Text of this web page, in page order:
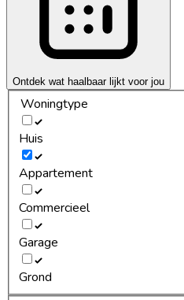
Ontdek wat haalbaar lijkt voor jou
Woningtype
Huis
Appartement
Commercieel
Garage
Grond